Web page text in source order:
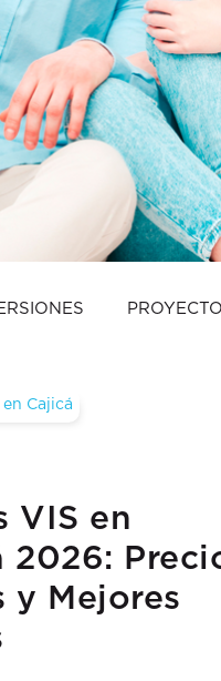
Cajicá
VIS en
2026:
y Mejores